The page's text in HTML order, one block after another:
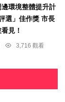
環境整體提升計
選」佳作獎 市長
見！
3,716 觀看